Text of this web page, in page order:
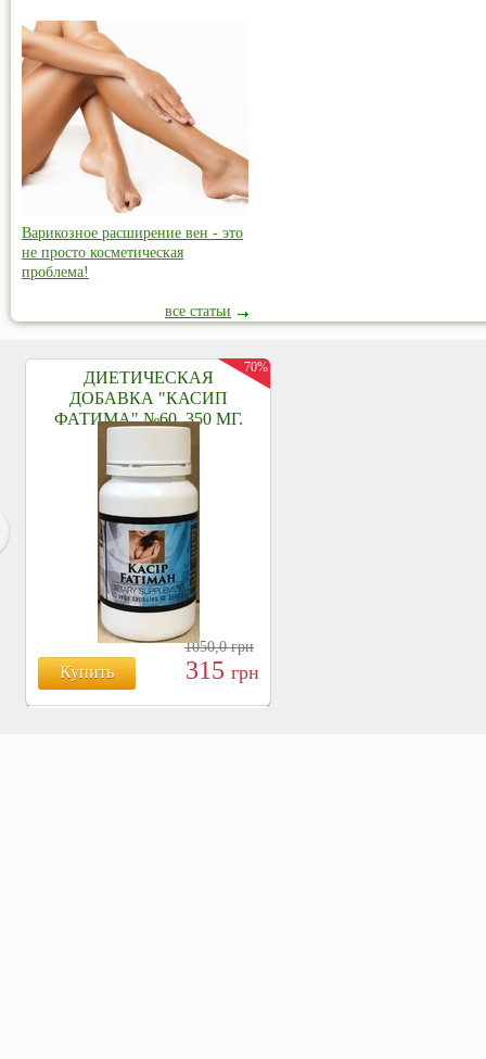
Варикозное расширение вен - это
не просто косметическая
проблема!
все статьи
ДИЕТИЧЕСКАЯ
ДОБАВКА "КАСИП
ФАТИМА" №60, 350 МГ.
Купить
1050,0грн
315 грн
70%